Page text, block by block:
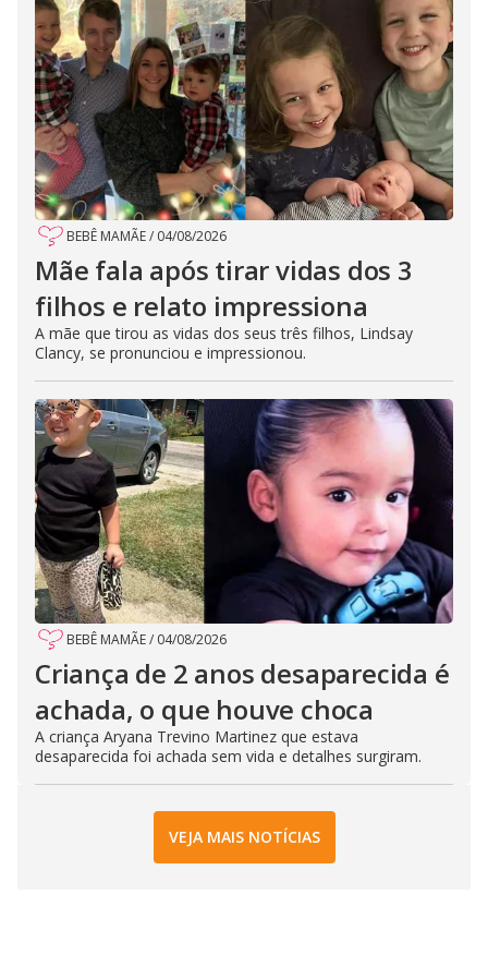
BEBÊ MAMÃE/ 04/08/2026
Mãe fala após tirar vidas dos 3
filhos e relato impressiona
A mãe que tirou as vidas dos seus três filhos, Lindsay
Clancy, se pronunciou e impressionou.
BEBÊ MAMÃE/ 04/08/2026
Criança de 2 anos desaparecida é
achada, o que houve choca
A criança Aryana Trevino Martinez que estava
desaparecida foi achada sem vida e detalhes surgiram.
VEJA MAIS NOTÍCIAS